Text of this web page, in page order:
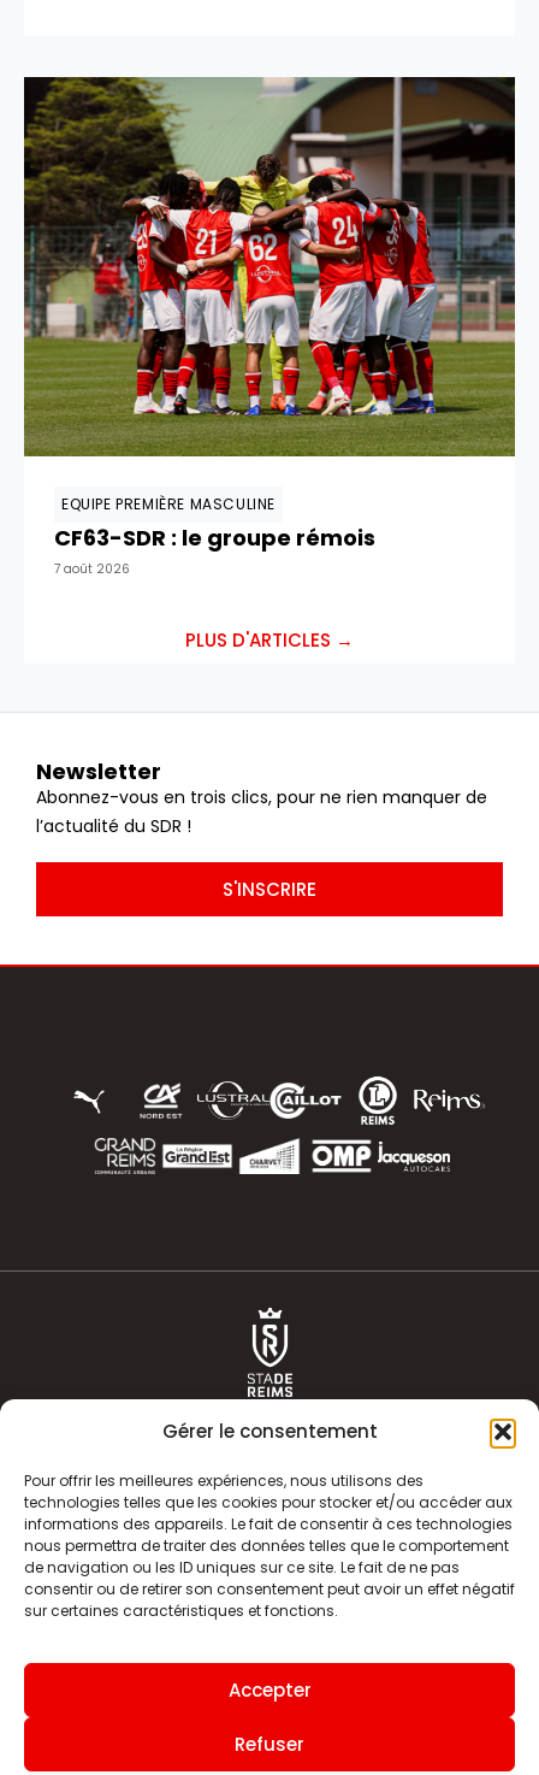
Gérer le consentement
Pour offrir les meilleures expériences, nous utilisons des
technologies telles que les cookies pour stocker et/ou accéder aux
informations des appareils. Le fait de consentir à ces technologies
nous permettra de traiter des données telles que le comportement
de navigation ou les ID uniques sur ce site. Le fait de ne pas
consentir ou de retirer son consentement peut avoir un effet négatif
sur certaines caractéristiques et fonctions.
Accepter
Refuser
EQUIPE PREMIÈRE MASCULINE
CF63-SDR : le groupe rémois
7 août 2026
PLUS D'ARTICLES →
Newsletter
Abonnez-vous en trois clics, pour ne rien manquer de
l’actualité du SDR !
S'INSCRIRE
ACTUALITÉS
CLUB
BOUTIQUE
HISTOIRE
ÉQUIPE PREMIERE
INFOS ET CONTACT